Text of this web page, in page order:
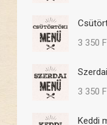
3 350
3 350
Keddi